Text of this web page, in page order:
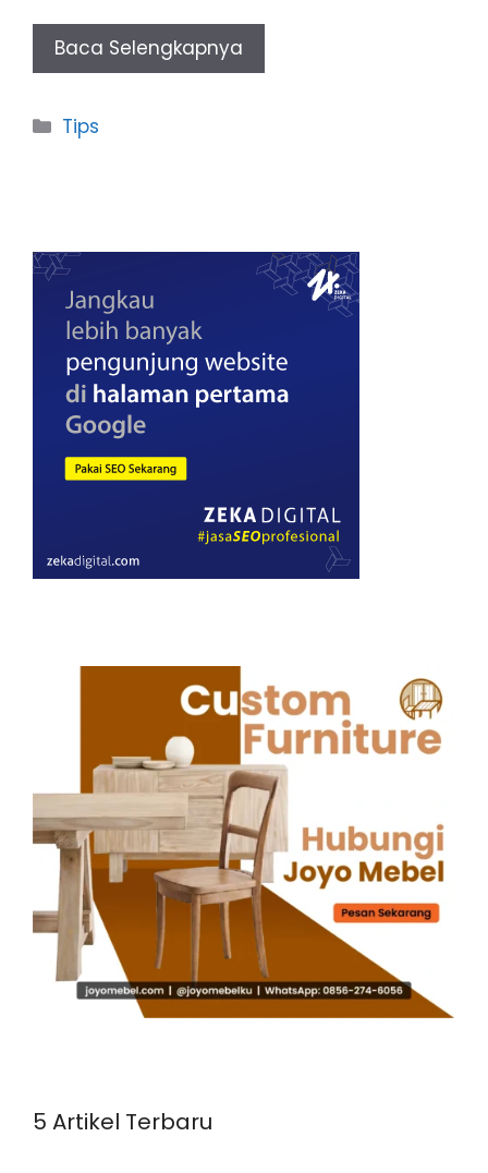
Baca Selengkapnya
Categories
Tips
5 Artikel Terbaru